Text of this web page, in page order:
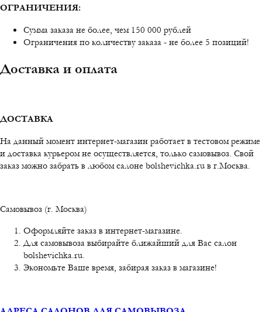
ОГРАНИЧЕНИЯ:
Сумма заказа не более, чем 150 000 рублей
Ограничения по количеству заказа - не более 5 позиций!
Доставка и оплата
ДОСТАВКА
На данный момент интернет-магазин работает в тестовом режиме
и доставка курьером не осуществляется, только самовывоз. Свой
заказ можно забрать в любом салоне bolshevichka.ru в г.Москва.
Самовывоз (г. Москва)
Оформляйте заказ в интернет-магазине.
Для самовывоза выбирайте ближайший для Вас салон
bolshevichka.ru.
Экономьте Ваше время, забирая заказ в магазине!